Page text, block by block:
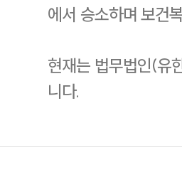
에서 승소하며 보건
현재는 법무법인(유
니다.